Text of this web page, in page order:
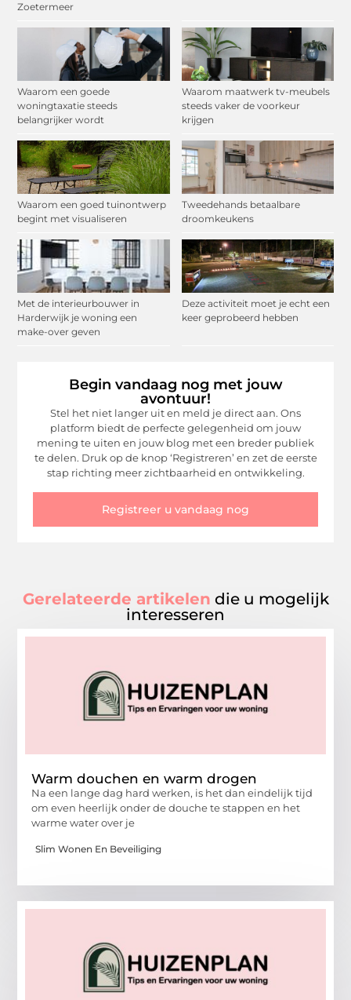
Zoetermeer
Waarom een goede
woningtaxatie steeds
belangrijker wordt
Waarom maatwerk tv-meubels
steeds vaker de voorkeur
krijgen
Waarom een goed tuinontwerp
begint met visualiseren
Tweedehands betaalbare
droomkeukens
Met de interieurbouwer in
Harderwijk je woning een
make-over geven
Deze activiteit moet je echt een
keer geprobeerd hebben
Begin vandaag nog met jouw
avontuur!
Stel het niet langer uit en meld je direct aan. Ons
platform biedt de perfecte gelegenheid om jouw
mening te uiten en jouw blog met een breder publiek
te delen. Druk op de knop ‘Registreren’ en zet de eerste
stap richting meer zichtbaarheid en ontwikkeling.
Registreer u vandaag nog
Gerelateerde artikelen die u mogelijk
interesseren
Warm douchen en warm drogen
Na een lange dag hard werken, is het dan eindelijk tijd
om even heerlijk onder de douche te stappen en het
warme water over je
Slim Wonen En Beveiliging